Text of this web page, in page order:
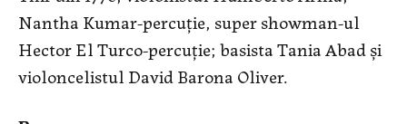
Nantha Kumar-percuție, super showman-ul
Hector El Turco-percuție; basista Tania Abad și
violoncelistul David Barona Oliver.